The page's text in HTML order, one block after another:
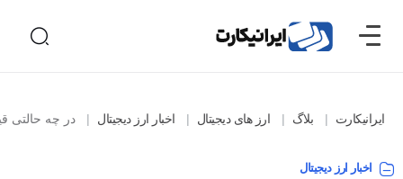
ایرانیکارت بلاگ ارز های دیجیتال اخبار ارز دیجیتال در چه حالتی قیمت بیت کوین طی ۷
اخبار ارز دیجیتال